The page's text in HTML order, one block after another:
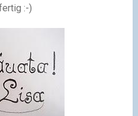
:-)